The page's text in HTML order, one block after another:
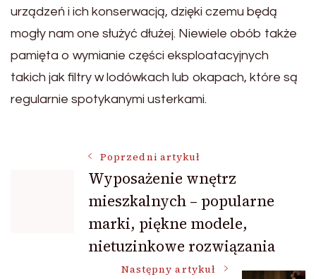
urządzeń i ich konserwacją, dzięki czemu będą
mogły nam one służyć dłużej. Niewiele obób także
pamięta o wymianie części eksploatacyjnych
takich jak filtry w lodówkach lub okapach, które są
regularnie spotykanymi usterkami.
Nawigacja
wpisu
Poprzedni artykuł
Wyposażenie wnętrz
mieszkalnych – popularne
marki, piękne modele,
nietuzinkowe rozwiązania
Następny artykuł